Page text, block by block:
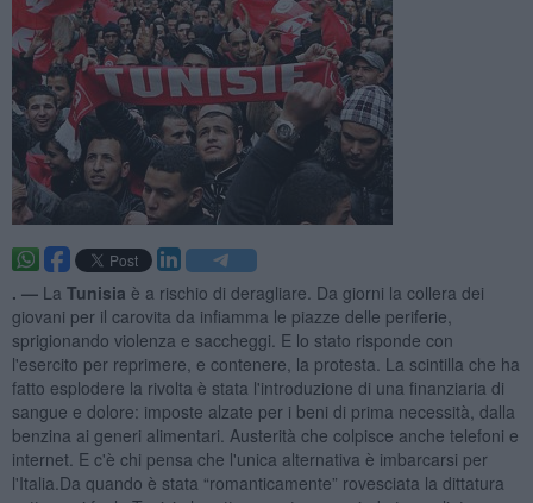
. — La Tunisia è a rischio di deragliare. Da giorni la collera dei
giovani per il carovita da infiamma le piazze delle periferie,
sprigionando violenza e saccheggi. E lo stato risponde con
l'esercito per reprimere, e contenere, la protesta. La scintilla che ha
fatto esplodere la rivolta è stata l'introduzione di una finanziaria di
sangue e dolore: imposte alzate per i beni di prima necessità, dalla
benzina ai generi alimentari. Austerità che colpisce anche telefoni e
internet. E c'è chi pensa che l'unica alternativa è imbarcarsi per
l'Italia.Da quando è stata “romanticamente” rovesciata la dittatura